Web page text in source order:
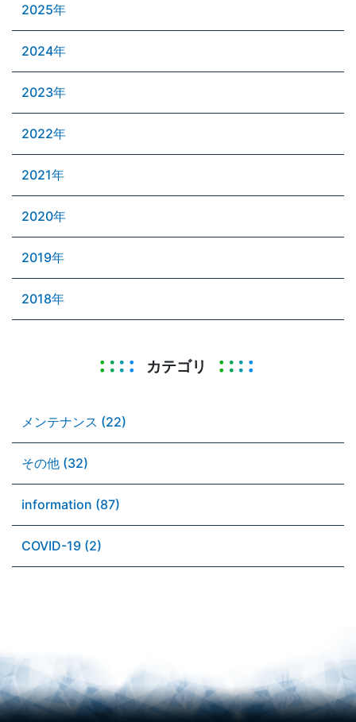
2025年
2024年
2023年
2022年
2021年
2020年
2019年
2018年
カテゴリ
メンテナンス (22)
その他 (32)
information (87)
COVID-19 (2)